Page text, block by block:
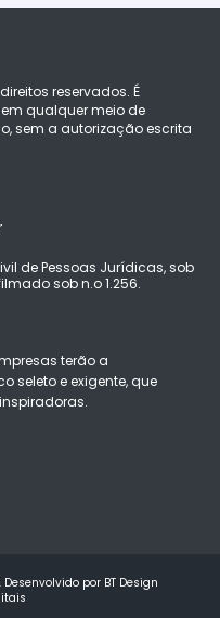
reservados. É
qualquer meio de
sem a autorização escrita
de Pessoas Jurídicas, sob
sob n.o 1.256.
terão a
seleto e exigente, que
por BT Design